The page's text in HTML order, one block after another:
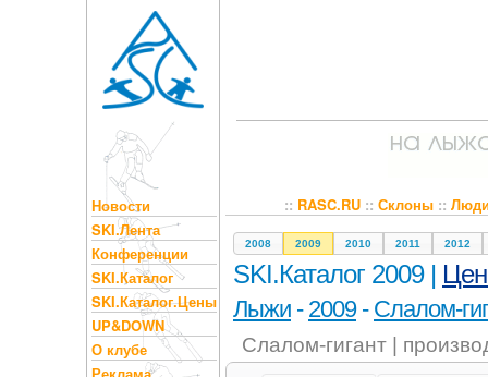
Новости
SKI.Лента
Конференции
SKI.Каталог
SKI.Каталог.Цены
UP&DOWN
О клубе
:: RASC.RU:: Склоны::
2008 2009 2010 2011 2012
SKI.Каталог 2009 |
Лыжи - 2009- Слалом-
Слалом-гигант |